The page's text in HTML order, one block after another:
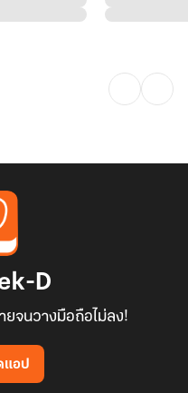
D
จนวางมือถือไม่ลง!
แอป